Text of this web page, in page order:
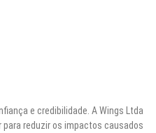
e credibilidade. A Wings Ltda
reduzir os impactos causados